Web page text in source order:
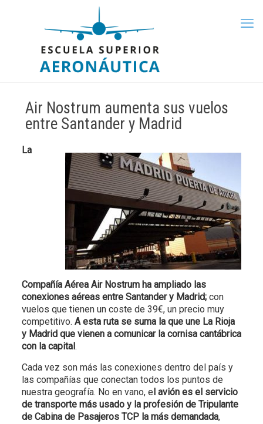
Air Nostrum aumenta sus vuelos
entre Santander y Madrid
La
Compañía Aérea Air Nostrum ha ampliado las
conexiones aéreas entre Santander y Madrid;con
vuelos que tienen un coste de 39€, un precio muy
competitivo. A esta ruta se suma la que une La Rioja
y Madrid que vienen a comunicar la cornisa cantábrica
con la capital.
Cada vez son más las conexiones dentro del país y
las compañías que conectan todos los puntos de
nuestra geografía. No en vano, el avión es el servicio
de transporte más usado y la profesión de Tripulante
de Cabina de Pasajeros TCP la más demandada,